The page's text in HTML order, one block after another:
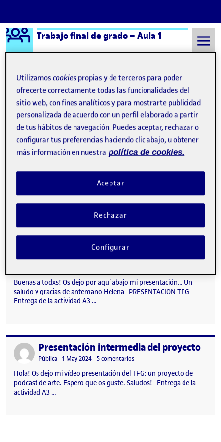
Saltar al contenido
Logo Ágora
Trabajo final de grado – Aula 1
Semestre 20232 - Aula 1 Entrega de la actividad A3
Entrega de la actividad A3
Publicado porPresentación intermedia del proyecto
Visibilidad:
Pública-Fecha de publicación
22 May 2024-1 comentarioen Presentación intermedia del
Buenas, os dejo por aquí mi presentación… Entrega de la
Buenas a todxs! Os dejo por aquí abajo mi presentación… Un
saludo y gracias de antemano Helena PRESENTACION TFG
Entrega de la actividad A3 …
Publicado porPresentación intermedia del proyecto
Visibilidad:
Pública-Fecha de publicación
1 May 2024-5 comentariosen Presentación intermedia del
Hola! Os dejo mi vídeo presentación del TFG: un proyecto de
podcast de arte. Espero que os guste. Saludos! Entrega de la
actividad A3 …
Utilizamoscookies propias y de terceros para poder
ofrecerte correctamente todas las funcionalidades del
sitio web, con fines analíticos y para mostrarte publicidad
personalizada de acuerdo con un perfil elaborado a partir
de tus hábitos de navegación. Puedes aceptar, rechazar o
configurar tus preferencias haciendo clic abajo, u obtener
más información en nuestra política de cookies.
Rechazar
Aceptar
Configurar